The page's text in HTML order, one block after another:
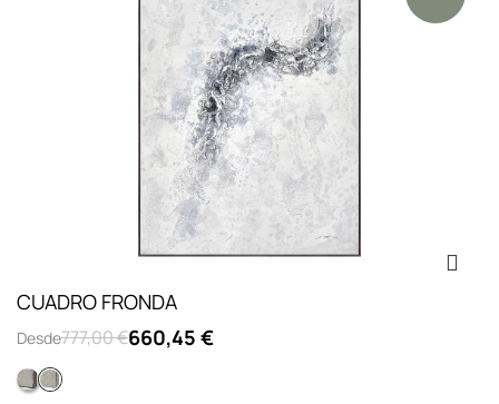
CUADRO FRONDA
Desde777,00 €660,45 €
Colección l concrete
Opc.1: sin marco